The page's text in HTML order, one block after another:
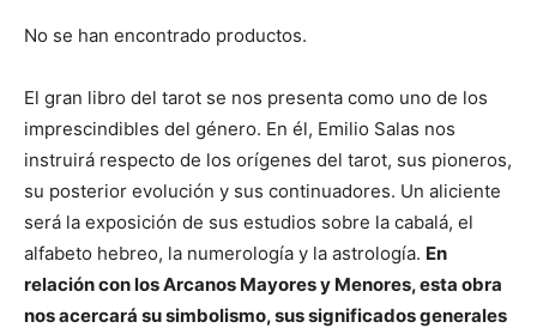
No se han encontrado productos.
El gran libro del tarot se nos presenta como uno de los
imprescindibles del género. En él, Emilio Salas nos
instruirá respecto de los orígenes del tarot, sus pioneros,
su posterior evolución y sus continuadores. Un aliciente
será la exposición de sus estudios sobre la cabalá, el
alfabeto hebreo, la numerología y la astrología. En
relación con los Arcanos Mayores y Menores, esta obra
nos acercará su simbolismo, sus significados generales